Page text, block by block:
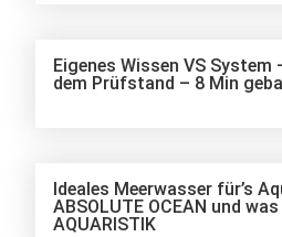
Eigenes Wissen VS System
dem Prüfstand – 8 Min
Ideales Meerwasser für’s
ABSOLUTE OCEAN und was
AQUARISTIK